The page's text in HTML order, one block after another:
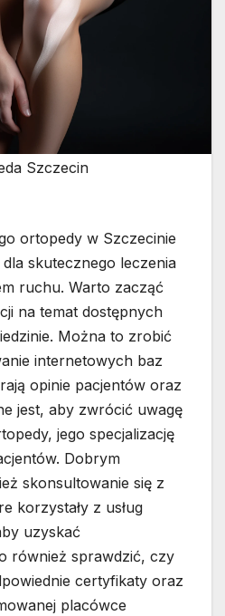
Szczecin
ortopedy w Szczecinie
skutecznego leczenia
ruchu. Warto zacząć
na temat dostępnych
Można to zrobić
internetowych baz
opinie pacjentów oraz
jest, aby zwrócić uwagę
jego specjalizację
Dobrym
skonsultowanie się z
korzystały z usług
uzyskać
również sprawdzić, czy
certyfikaty oraz
placówce